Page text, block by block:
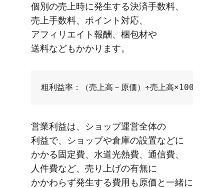
個別の​売上時に​発生する​決済手数料、​
売上手数料、​ポイント対応、​
アフィリエイト報酬、​梱包材や​
送料なども​かかります。
営業利益は、​ショップ運営全体の​
利益で、​ショップや​倉庫の​設置などに​
かかる​固定費、​水道光​熱費、​通信費、​
人件費など、​売り上げの​有無に​
かかわらず発生する​費用も​原価と​一緒に​